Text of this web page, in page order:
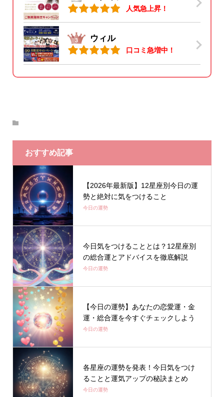
人気急上昇！
ウィル
口コミ急増中！
おすすめ記事
【2026年最新版】12星座別今日の運
勢と絶対に気をつけること
今日の運勢
今日気をつけることとは？12星座別
の総合運とアドバイスを徹底解説
今日の運勢
【今日の運勢】あなたの恋愛運・金
運・総合運を今すぐチェックしよう
今日の運勢
各星座の運勢を発表！今日気をつけ
ることと運気アップの秘訣まとめ
今日の運勢